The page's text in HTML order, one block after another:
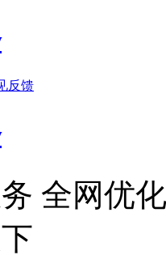
反馈
全网优